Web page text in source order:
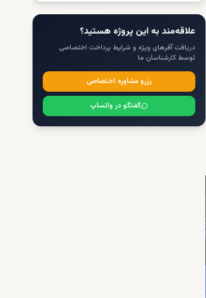
علاقه‌مند به این پروژه هستید؟
دریافت آفرهای ویژه و شرایط پرداخت اختصاصی
توسط کارشناسان ما
رزرو مشاوره اختصاصی
گفتگو در واتساپ